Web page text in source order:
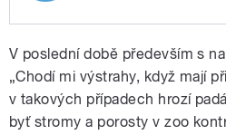
pražské zoologické
Miroslava Bobka.
téměř stovku fejetonů
které se týkají zvířat
přírodě i v zoo.
V poslední době především s
„Chodí mi výstrahy, když mají
v takových případech hrozí
byť stromy a porosty v zoo